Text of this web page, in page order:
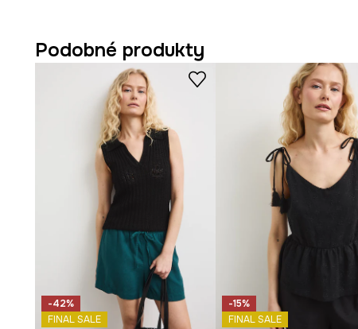
Provedení bez rukávů je ideální pro teplé dny a nabízí
Tenká, neodnímatelná ramínka podtrhují jemnost a
Výstřih do Vjemně prodlužuje krk a dodává outfitu
Struktura single jersey zajišťuje, že materiál je hladký
Vzorovaný rostlinný a zvířecí motiv dodává topu
Podobné produkty
-42%
FINAL SALE
-15%
FINAL SALE